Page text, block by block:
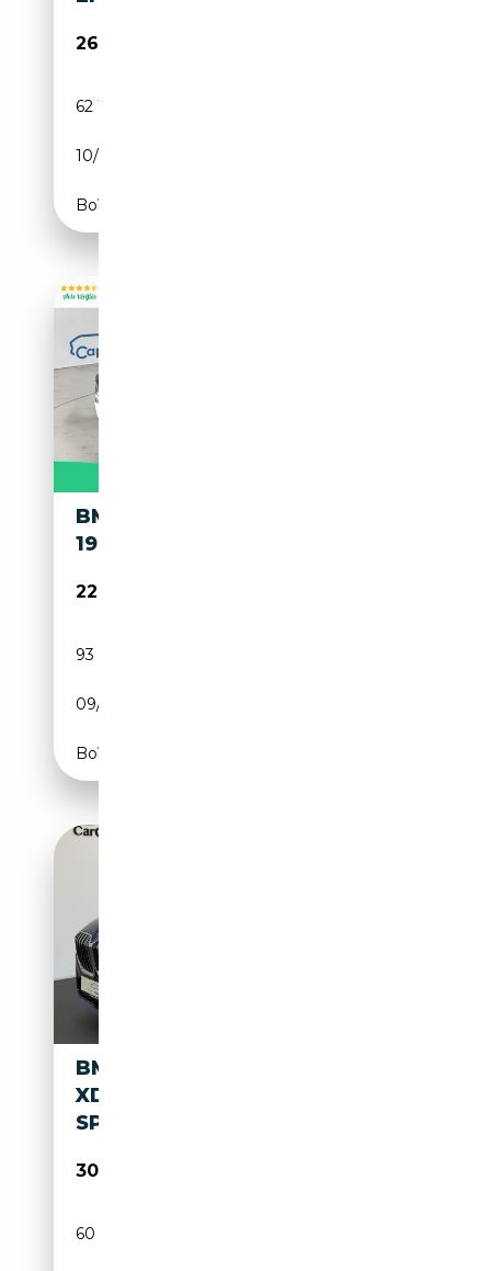
26 880€
62 100 km
10/2017
Boîte automatique
BMW TOURING XDRIVE 320D
190 BVA8 M SPORT
22 490€
93 723 km
09/2017
Boîte automatique
BMW 223I
XDRIVE*ACTIVETOURER*M
SPORT*LED*ACC*360*AHK
30 990€
60 000 km